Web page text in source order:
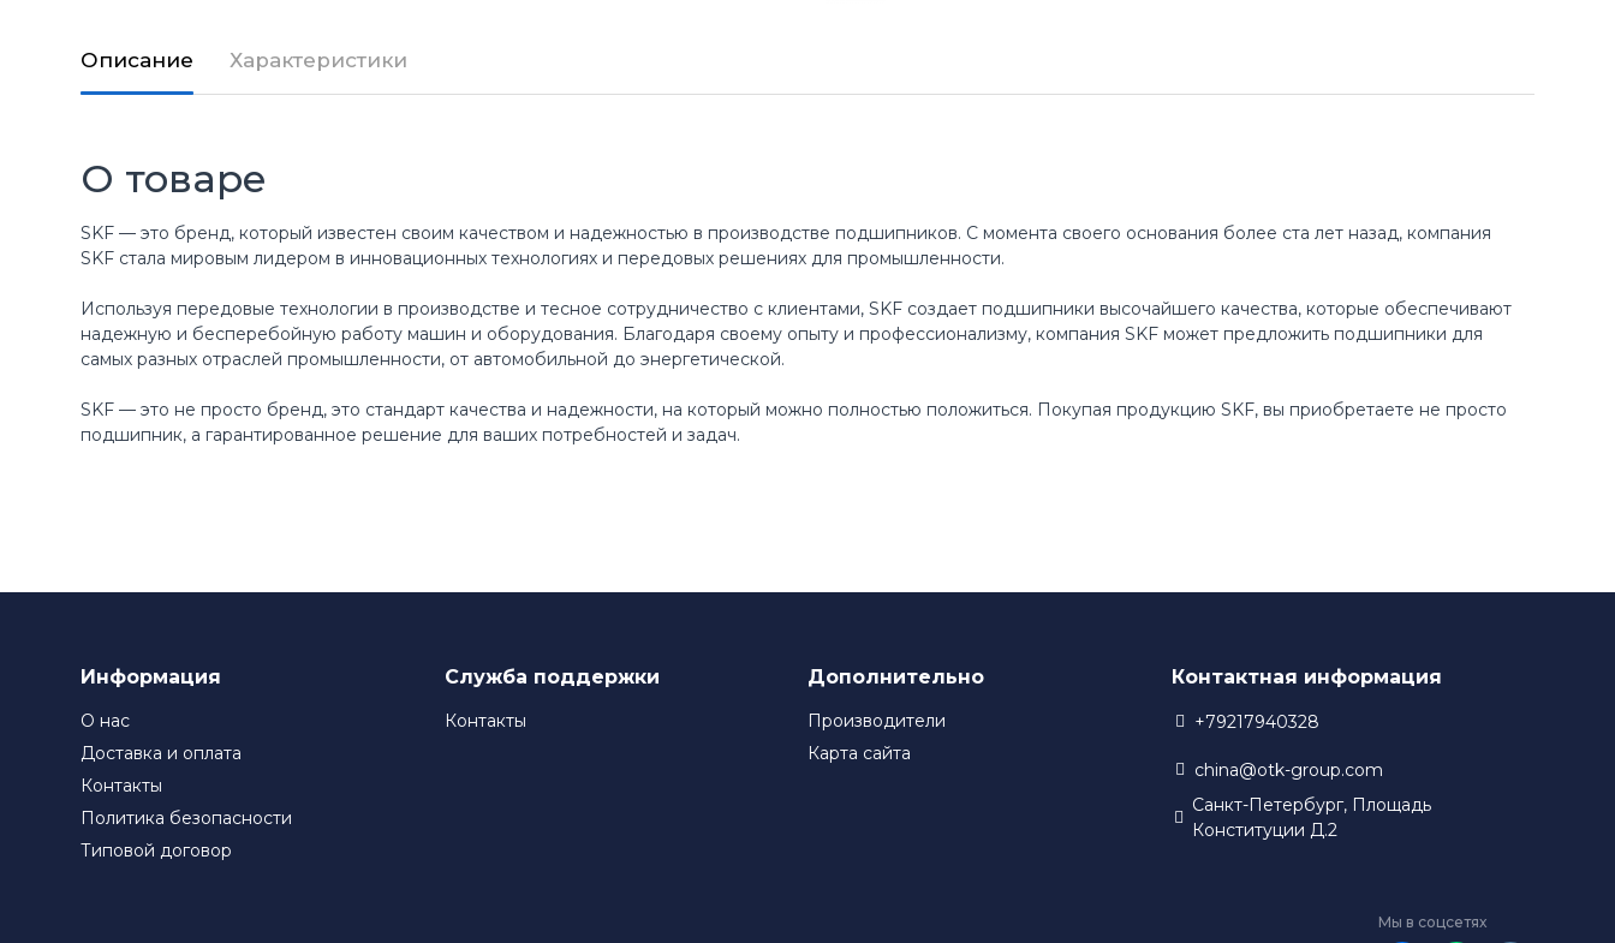
Описание Характеристики
О товаре
SKF — это бренд, который известен своим качеством и надежностью в производстве подшипников. С момента своего основания более ста лет назад, компания
SKF стала мировым лидером в инновационных технологиях и передовых решениях для промышленности.
Используя передовые технологии в производстве и тесное сотрудничество с клиентами, SKF создает подшипники высочайшего качества, которые обеспечивают
надежную и бесперебойную работу машин и оборудования. Благодаря своему опыту и профессионализму, компания SKF может предложить подшипники для
самых разных отраслей промышленности, от автомобильной до энергетической.
SKF — это не просто бренд, это стандарт качества и надежности, на который можно полностью положиться. Покупая продукцию SKF, вы приобретаете не просто
подшипник, а гарантированное решение для ваших потребностей и задач.
Информация
О нас
Доставка и оплата
Контакты
Политика безопасности
Типовой договор
Служба поддержки
Контакты
Дополнительно
Производители
Карта сайта
Контактная информация
+79217940328
china@otk-group.com
Санкт-Петербург, Площадь
Конституции Д.2
Мы в соцсетях